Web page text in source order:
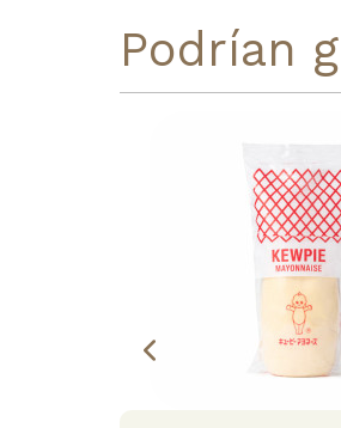
Podrían